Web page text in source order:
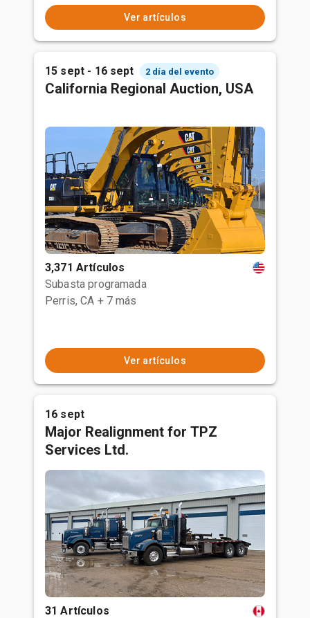
Ver artículos
15 sept - 16 sept 2 día del evento
California Regional Auction, USA
3,371 Artículos
Subasta programada
Perris, CA + 7 más
Ver artículos
16 sept
Major Realignment for TPZ
Services Ltd.
31 Artículos